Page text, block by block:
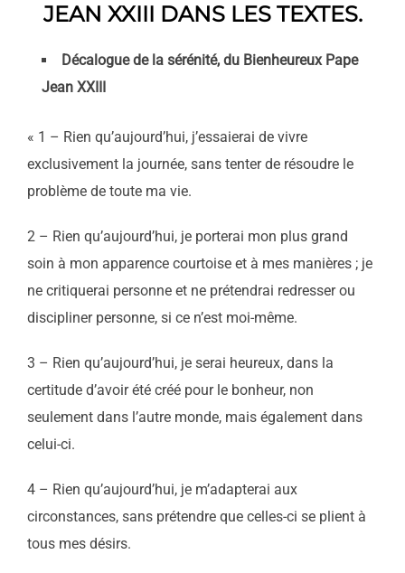
JEAN XXIII DANS LES TEXTES.
Décalogue de la sérénité, du Bienheureux Pape
Jean XXIII
« 1 – Rien qu’aujourd’hui, j’essaierai de vivre
exclusivement la journée, sans tenter de résoudre le
problème de toute ma vie.
2 – Rien qu’aujourd’hui, je porterai mon plus grand
soin à mon apparence courtoise et à mes manières ; je
ne critiquerai personne et ne prétendrai redresser ou
discipliner personne, si ce n’est moi-même.
3 – Rien qu’aujourd’hui, je serai heureux, dans la
certitude d’avoir été créé pour le bonheur, non
seulement dans l’autre monde, mais également dans
celui-ci.
4 – Rien qu’aujourd’hui, je m’adapterai aux
circonstances, sans prétendre que celles-ci se plient à
tous mes désirs.